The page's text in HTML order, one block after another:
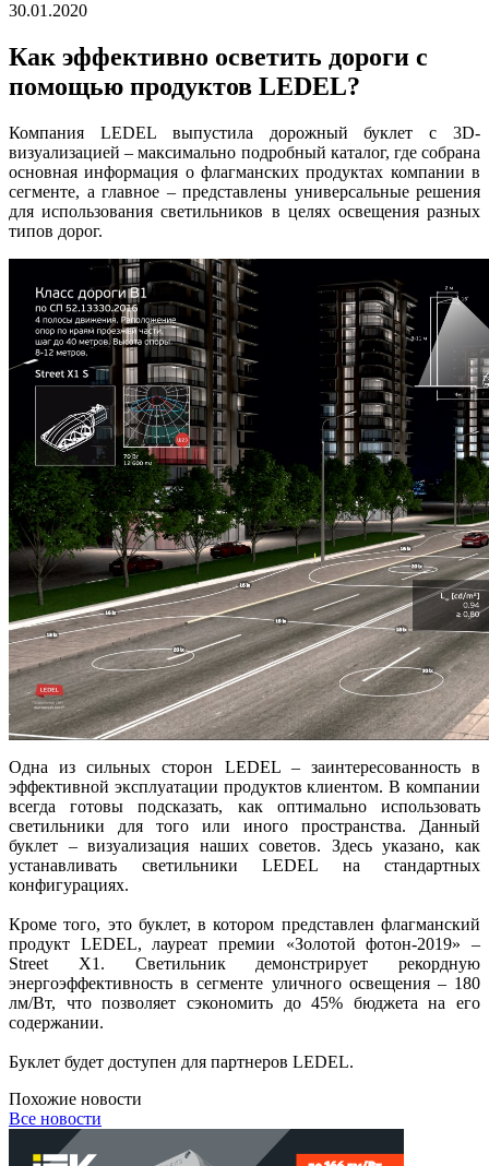
30.01.2020
Как эффективно осветить дороги с
помощью продуктов LEDEL?
Компания LEDEL выпустила дорожный буклет с 3D-
визуализацией – максимально подробный каталог, где собрана
основная информация о флагманских продуктах компании в
сегменте, а главное – представлены универсальные решения
для использования светильников в целях освещения разных
типов дорог.
Одна из сильных сторон LEDEL – заинтересованность в
эффективной эксплуатации продуктов клиентом. В компании
всегда готовы подсказать, как оптимально использовать
светильники для того или иного пространства. Данный
буклет – визуализация наших советов. Здесь указано, как
устанавливать светильники LEDEL на стандартных
конфигурациях.
Кроме того, это буклет, в котором представлен флагманский
продукт LEDEL, лауреат премии «Золотой фотон-2019» –
Street X1. Светильник демонстрирует рекордную
энергоэффективность в сегменте уличного освещения – 180
лм/Вт, что позволяет сэкономить до 45% бюджета на его
содержании.
Буклет будет доступен для партнеров LEDEL.
Похожие новости
Все новости